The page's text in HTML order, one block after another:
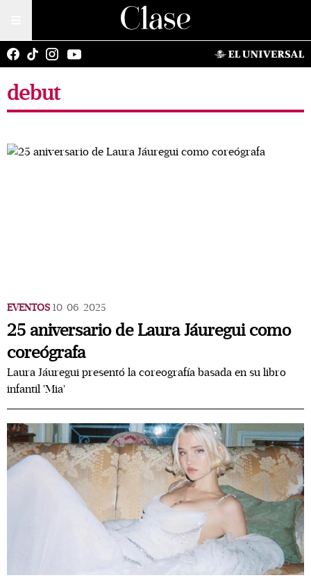
debut
EVENTOS 10/06/2025
25 aniversario de Laura Jáuregui como
coreógrafa
Laura Jáuregui presentó la coreografía basada en su libro
infantil 'Mia'